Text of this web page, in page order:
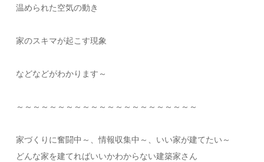
温められた空気の動き
家のスキマが起こす現象
などなどがわかります～
～～～～～～～～～～～～～～～～～～～～～～
家づくりに奮闘中～、情報収集中～、いい家が建てたい～
どんな家を建てればいいかわからない建築家さん